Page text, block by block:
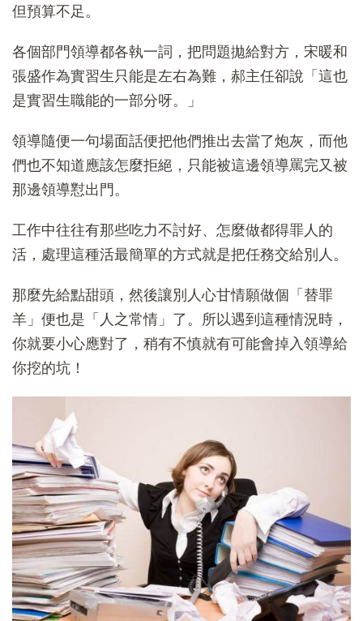
但預算不足。
各個部門領導都各執一詞，把問題拋給對方，宋暖和
張盛作為實習生只能是左右為難，郝主任卻說「這也
是實習生職能的一部分呀。」
領導隨便一句場面話便把他們推出去當了炮灰，而他
們也不知道應該怎麼拒絕，只能被這邊領導罵完又被
那邊領導懟出門。
工作中往往有那些吃力不討好、怎麼做都得罪人的
活，處理這種活最簡單的方式就是把任務交給別人。
那麼先給點甜頭，然後讓別人心甘情願做個「替罪
羊」便也是「人之常情」了。所以遇到這種情況時，
你就要小心應對了，稍有不慎就有可能會掉入領導給
你挖的坑！